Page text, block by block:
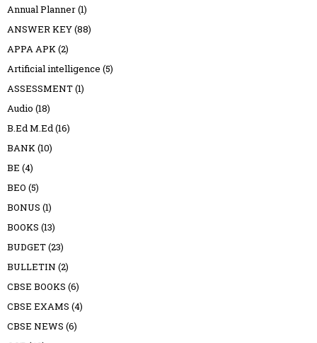
Annual Planner(1)
ANSWER KEY(88)
APPA APK(2)
Artificial intelligence (5)
ASSESSMENT(1)
Audio (18)
B.Ed M.Ed(16)
BANK(10)
BE (4)
BEO (5)
BONUS (1)
BOOKS (13)
BUDGET(23)
BULLETIN (2)
CBSE BOOKS (6)
CBSE EXAMS (4)
CBSE NEWS (6)